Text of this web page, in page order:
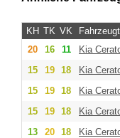
KH TK VK
20
16 11 Kia
15
19 18 Kia
15
19 18 Kia
15
19 18 Kia
13
20 18 Kia